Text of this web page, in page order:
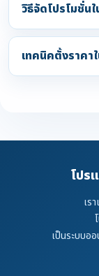
วิธีจัดโปรโมชั่น
เทคนิคตั้งราค
โปร
เร
เป็นระบบอ